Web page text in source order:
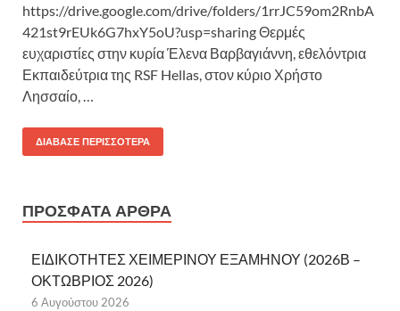
https://drive.google.com/drive/folders/1rrJC59om2RnbA
421st9rEUk6G7hxY5oU?usp=sharing Θερμές
ευχαριστίες στην κυρία Έλενα Βαρβαγιάννη, εθελόντρια
Εκπαιδεύτρια της RSF Hellas, στον κύριο Χρήστο
Λησσαίο, …
ΔΙΆΒΑΣΕ ΠΕΡΙΣΣΌΤΕΡΑ
ΠΡΌΣΦΑΤΑ ΆΡΘΡΑ
ΕΙΔΙΚΟΤΗΤΕΣ ΧΕΙΜΕΡΙΝΟΥ ΕΞΑΜΗΝΟΥ (2026Β –
ΟΚΤΩΒΡΙΟΣ 2026)
6 Αυγούστου 2026